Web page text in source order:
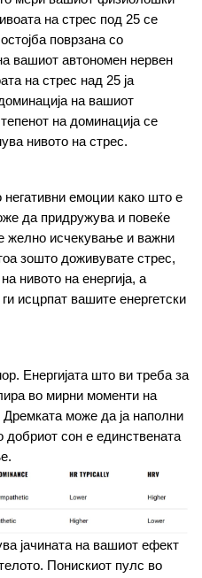
на стрес под 25 се
поврзана со
вашиот автономен нервен
на стрес над 25 ја
на вашиот
на доминација се
нивото на стрес.
емоции како што е
да придружува и повеќе
желно исчекување и важни
зошто доживувате стрес,
нивото на енергија, а
исцрпат вашите енергетски
Енергијата што ви треба за
во мирни моменти на
Дремката може да ја наполни
добриот сон е единствената
јачината на вашиот ефект
Понискиот пулс во